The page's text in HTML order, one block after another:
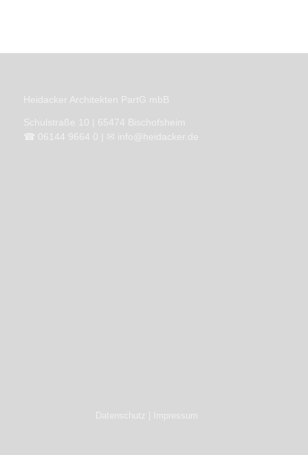
Heidacker Architekten PartG mbB
Schulstraße 10 | 65474 Bischofsheim
☎ 06144 9664 0 | ✉ info@heidacker.de
Datenschutz | Impressum